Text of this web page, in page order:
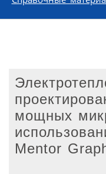
мощных
Mentor